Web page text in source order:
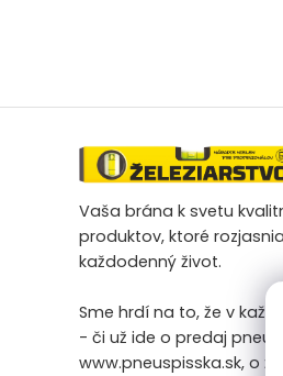
Vaša brána k svetu
produktov, ktoré
každodenný život.
Sme hrdí na to, že v
- či už ide o predaj
www.pneuspisska.sk, o